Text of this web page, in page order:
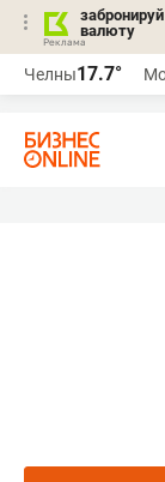
забронируй
валюту
Челны17.7°